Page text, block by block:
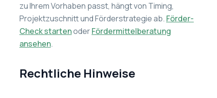
zu Ihrem Vorhaben passt, hängt von Timing,
Projektzuschnitt und Förderstrategie ab. Förder-
Check startenoderFördermittelberatung
ansehen.
Rechtliche Hinweise